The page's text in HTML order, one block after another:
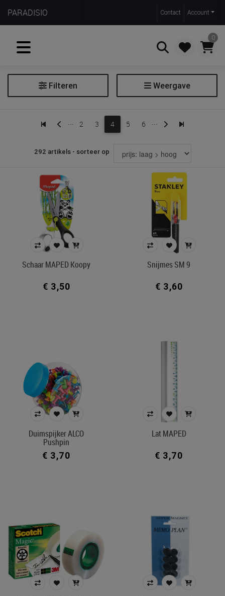
PARADISIO Contact Account
0
Zoeken
Filteren Weergave
Kleefband
Lat
Magneet
Nietjes
Nietjesmachine
Papierklem
Perforator
€ 0
Kleur
... 2 3 4 5 6 ...
292 artikels - sorteer op
Schaar MAPED Koopy
€ 3,50
Snijmes SM 9
€ 3,60
Duimspijker ALCO
Pushpin
€ 3,70
Lat MAPED
€ 3,70